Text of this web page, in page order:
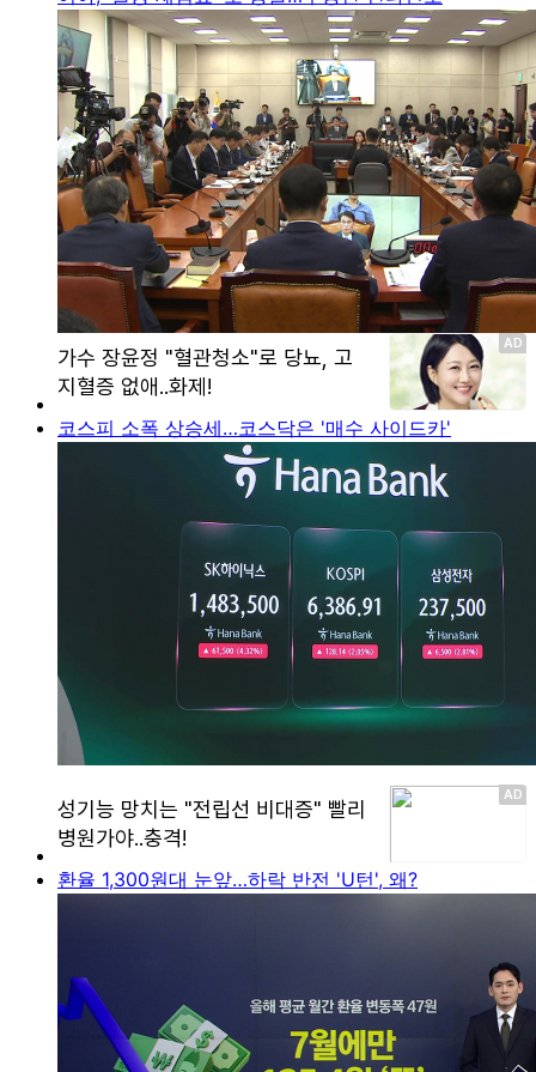
코스피 소폭 상승세…코스닥은 '매수 사이드카'
환율 1,300원대 눈앞…하락 반전 'U턴', 왜?